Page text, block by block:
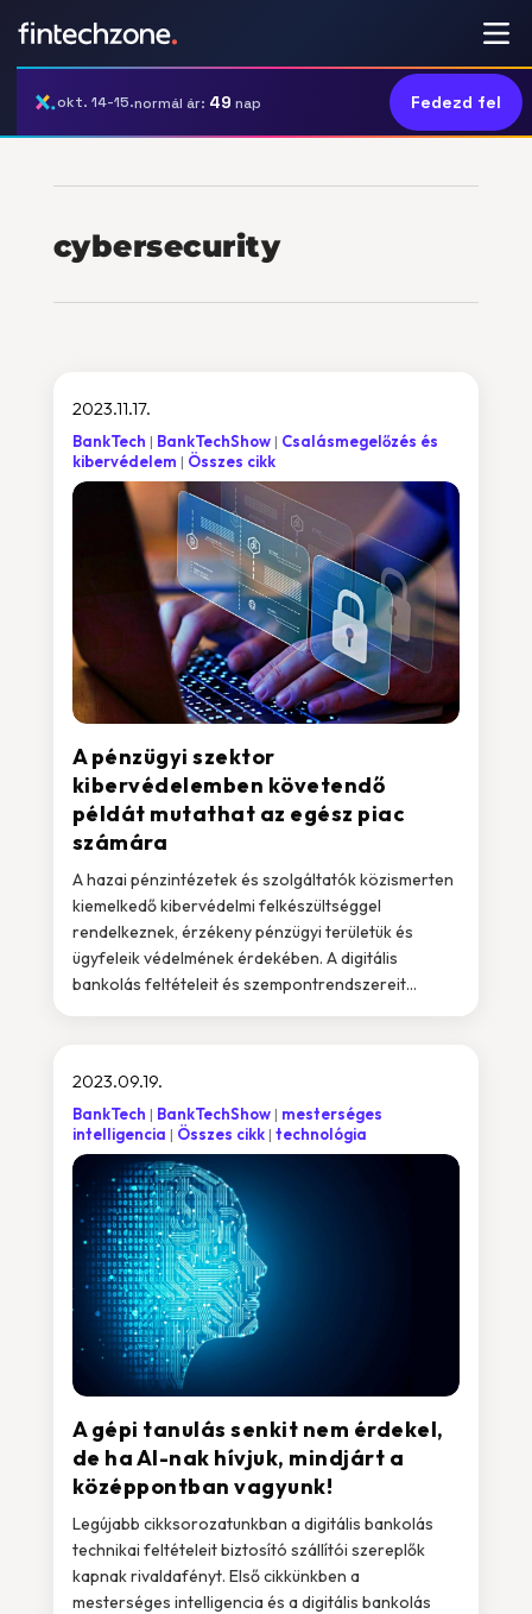
okt. 14-15.normál ár: 49 nap Fedezd fel
cybersecurity
A pénzügyi szektor
kibervédelemben követendő
példát mutathat az egész piac
számára
2023.11.17.
BankTech BankTechShow
Csalásmegelőzés és
kibervédelem
Összes cikk
A hazai pénzintézetek és szolgáltatók közismerten
kiemelkedő kibervédelmi felkészültséggel
rendelkeznek, érzékeny pénzügyi területük és
ügyfeleik védelmének érdekében. A digitális
bankolás feltételeit és szempontrendszereit...
A gépi tanulás senkit nem érdekel,
de ha AI-nak hívjuk, mindjárt a
középpontban vagyunk!
2023.09.19.
BankTech BankTechShow
mesterséges
intelligencia
Összes cikk technológia
Legújabb cikksorozatunkban a digitális bankolás
technikai feltételeit biztosító szállítói szereplők
kapnak rivaldafényt. Első cikkünkben a
mesterséges intelligencia és a digitális bankolás